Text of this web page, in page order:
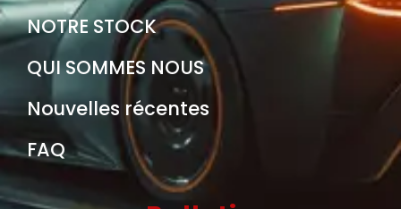
NOTRE STOCK
QUI SOMMES NOUS
Nouvelles récentes
FAQ